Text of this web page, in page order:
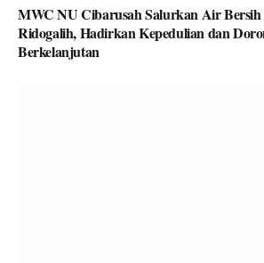
MWC NU Cibarusah Salurkan Air
Ridogalih, Hadirkan Kepedulian dan
Berkelanjutan